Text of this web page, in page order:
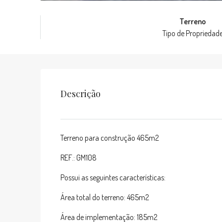
Terreno
Tipo de
Descrição
Terreno para construção 465m2
REF.: GM108
Possui as seguintes características:
Área total do terreno: 465m2
Área de implementação: 185m2